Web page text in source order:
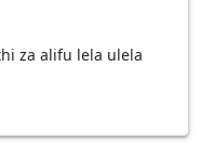
za alifu lela ulela